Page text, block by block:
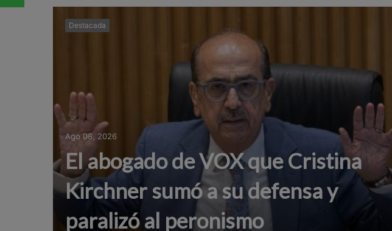
Destacada
Ago 08, 2026
El abogado de VOX que Cristina
Kirchner sumó a su defensa y
paralizó al peronismo